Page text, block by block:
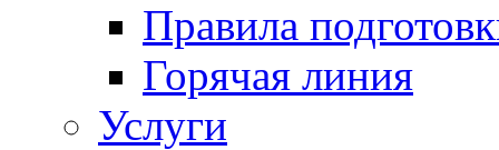
Правила
Горячая линия
Услуги